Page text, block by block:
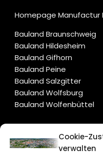
Cookie-
verwalten
Homepage Manufactur
Bauland Braunschweig
Bauland Hildesheim
Bauland Gifhorn
Bauland Peine
Bauland Salzgitter
Bauland Wolfsburg
Bauland Wolfenbüttel
CITYLIFE!